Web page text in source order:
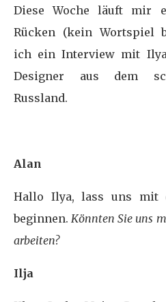
Diese Woche läuft mir
Rücken (kein Wortspiel
ich ein Interview mit
Designer aus dem
Russland.
Alan
Hallo Ilya, lass uns mit
beginnen.Könnten Sie uns
arbeiten?
Ilja